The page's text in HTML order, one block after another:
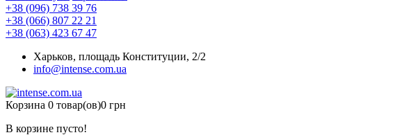
+38 (096) 738 39 76
+38 (066) 807 22 21
+38 (063) 423 67 47
Харьков, площадь Конституции, 2/2
info@intense.com.ua
Корзина 0 товар(ов)0 грн
В корзине пусто!